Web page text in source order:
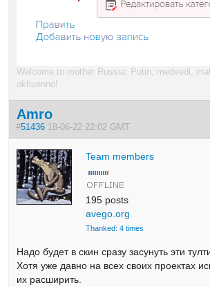
Welcome to mother Russia: Putin, medvedi,
okhuenno!
Amro
#51436 18-06-22 22:02 GMT
Team members
195 posts
avego.org
Thanked: 4 times
Надо будет в скин сразу засунуть эти
Хотя уже давно на всех своих проектах
их расширить.